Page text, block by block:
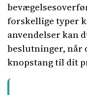
forskellige typer
anvendelser kan
beslutninger, når
knopstang til dit